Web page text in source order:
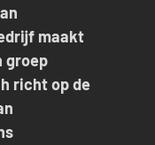
maakt
groep
richt op de